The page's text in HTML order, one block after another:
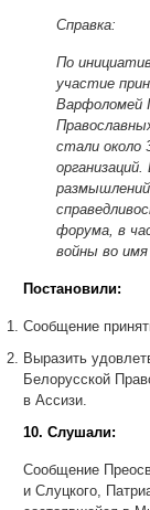
Справка:
По
участие
Варфоломей
стали около
форума, в
войны во
Постановили:
Сообщение
Выразить
Белорусской
в Ассизи.
10. Слушали:
Сообщение
и Слуцкого,